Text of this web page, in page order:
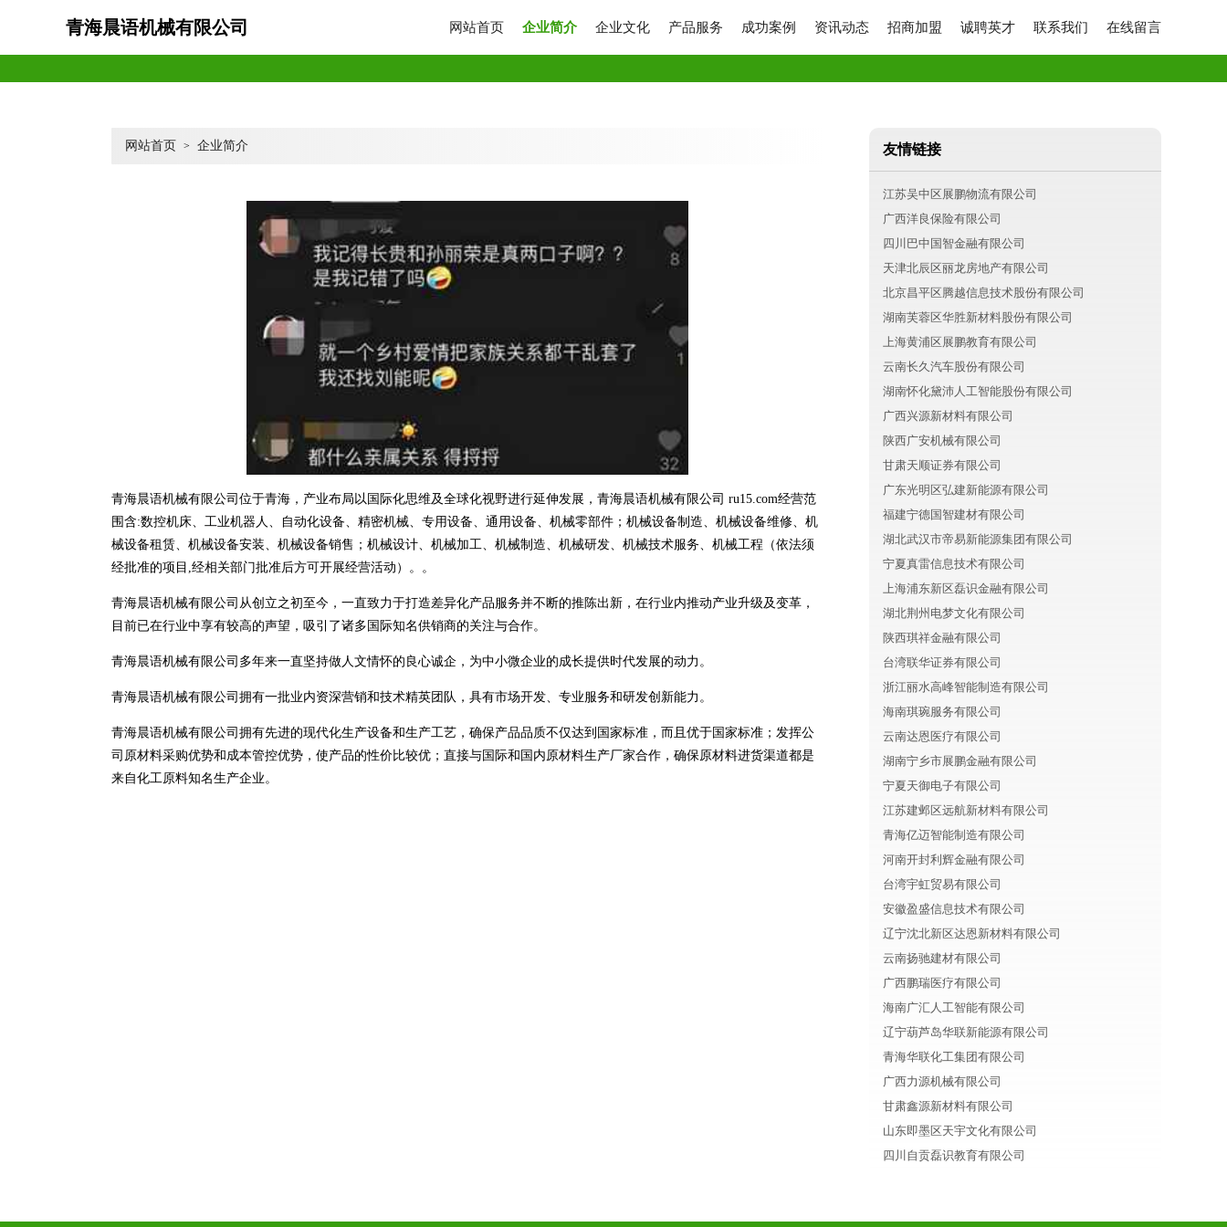
青海晨语机械有限公司 网站首页 企业简介 企业文化 产品服务 成功案例 资讯动态 招商加盟 诚聘英才 联系我们 在线留言
网站首页 > 企业简介
青海晨语机械有限公司位于青海，产业布局以国际化思维及全球化视野进行延伸发展，青海晨语机械有限公司 ru15.com经营范
围含:数控机床、工业机器人、自动化设备、精密机械、专用设备、通用设备、机械零部件；机械设备制造、机械设备维修、机
械设备租赁、机械设备安装、机械设备销售；机械设计、机械加工、机械制造、机械研发、机械技术服务、机械工程（依法须
经批准的项目,经相关部门批准后方可开展经营活动）。。
青海晨语机械有限公司从创立之初至今，一直致力于打造差异化产品服务并不断的推陈出新，在行业内推动产业升级及变革，
目前已在行业中享有较高的声望，吸引了诸多国际知名供销商的关注与合作。
青海晨语机械有限公司多年来一直坚持做人文情怀的良心诚企，为中小微企业的成长提供时代发展的动力。
青海晨语机械有限公司拥有一批业内资深营销和技术精英团队，具有市场开发、专业服务和研发创新能力。
青海晨语机械有限公司拥有先进的现代化生产设备和生产工艺，确保产品品质不仅达到国家标准，而且优于国家标准；发挥公
司原材料采购优势和成本管控优势，使产品的性价比较优；直接与国际和国内原材料生产厂家合作，确保原材料进货渠道都是
来自化工原料知名生产企业。
友情链接
江苏吴中区展鹏物流有限公司
广西洋良保险有限公司
四川巴中国智金融有限公司
天津北辰区丽龙房地产有限公司
北京昌平区腾越信息技术股份有限公司
湖南芙蓉区华胜新材料股份有限公司
上海黄浦区展鹏教育有限公司
云南长久汽车股份有限公司
湖南怀化黛沛人工智能股份有限公司
广西兴源新材料有限公司
陕西广安机械有限公司
甘肃天顺证券有限公司
广东光明区弘建新能源有限公司
福建宁德国智建材有限公司
湖北武汉市帝易新能源集团有限公司
宁夏真雷信息技术有限公司
上海浦东新区磊识金融有限公司
湖北荆州电梦文化有限公司
陕西琪祥金融有限公司
台湾联华证券有限公司
浙江丽水高峰智能制造有限公司
海南琪琬服务有限公司
云南达恩医疗有限公司
湖南宁乡市展鹏金融有限公司
宁夏天御电子有限公司
江苏建邺区远航新材料有限公司
青海亿迈智能制造有限公司
河南开封利辉金融有限公司
台湾宇虹贸易有限公司
安徽盈盛信息技术有限公司
辽宁沈北新区达恩新材料有限公司
云南扬驰建材有限公司
广西鹏瑞医疗有限公司
海南广汇人工智能有限公司
辽宁葫芦岛华联新能源有限公司
青海华联化工集团有限公司
广西力源机械有限公司
甘肃鑫源新材料有限公司
山东即墨区天宇文化有限公司
四川自贡磊识教育有限公司